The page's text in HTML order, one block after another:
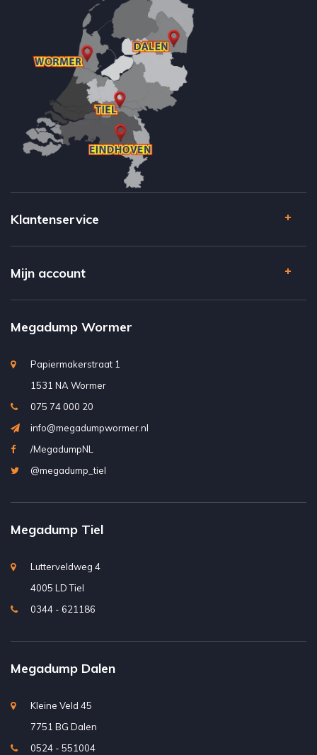
Klantenservice
Mijn account
Megadump Wormer
Papiermakerstraat 1
1531 NA Wormer
075 74 000 20
info@megadumpwormer.nl
/MegadumpNL
@megadump_tiel
Megadump Tiel
Lutterveldweg 4
4005 LD Tiel
0344 - 621186
Megadump Dalen
Kleine Veld 45
7751 BG Dalen
0524 - 551004